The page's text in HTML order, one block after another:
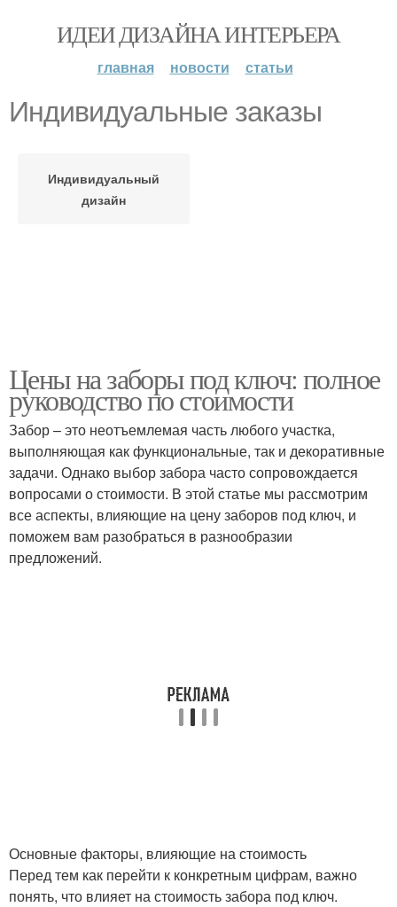
ИДЕИ ДИЗАЙНА ИНТЕРЬЕРА
главная новости статьи
Индивидуальные заказы
Индивидуальный
дизайн
Цены на заборы под ключ: полное
руководство по стоимости
Забор – это неотъемлемая часть любого участка,
выполняющая как функциональные, так и декоративные
задачи. Однако выбор забора часто сопровождается
вопросами о стоимости. В этой статье мы рассмотрим
все аспекты, влияющие на цену заборов под ключ, и
поможем вам разобраться в разнообразии
предложений.
Основные факторы, влияющие на стоимость
Перед тем как перейти к конкретным цифрам, важно
понять, что влияет на стоимость забора под ключ.